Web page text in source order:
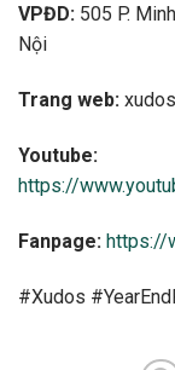
VPĐD: 505 P.
Nội
Trang web:
Youtube:
https://
Fanpage: https://
#Xudos